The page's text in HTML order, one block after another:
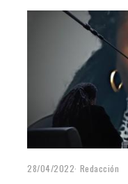
28/04/2022 Redacción